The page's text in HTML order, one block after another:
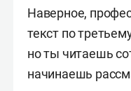
Наверное,
текст по
но ты читаешь
начинаешь